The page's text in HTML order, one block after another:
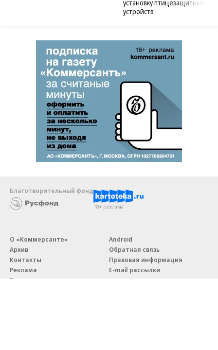
установку птицезащитных
устройств
Благотворительный фонд
18+ реклама
О «Коммерсанте»
Архив
Контакты
Реклама
Вакансии
Android
Обратная связь
Правовая информация
E-mail рассылки